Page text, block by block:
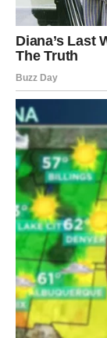
RIBE
Ribe ulaze u
života.
Ljubav,
postaju dio
Duša
Pred vama su
Zvijezde su
mnogim
koje će ih